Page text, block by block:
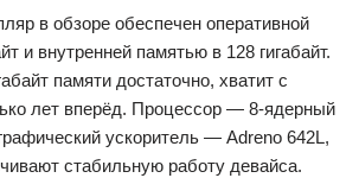
в обзоре обеспечен оперативной
и внутренней памятью в 128 гигабайт.
памяти достаточно, хватит с
лет вперёд. Процессор — 8-ядерный
ускоритель — Adreno 642L,
стабильную работу девайса.